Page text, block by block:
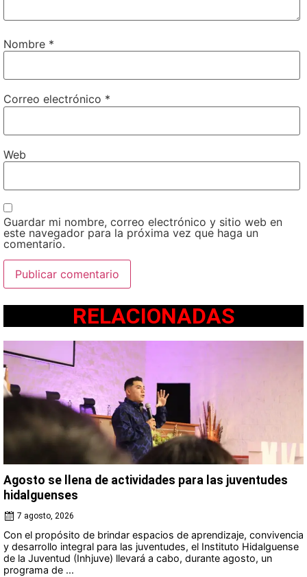
Nombre *
Correo electrónico *
Web
Guardar mi nombre, correo electrónico y sitio web en
este navegador para la próxima vez que haga un
comentario.
RELACIONADAS
Agosto se llena de actividades para las juventudes
hidalguenses
7 agosto, 2026
Con el propósito de brindar espacios de aprendizaje, convivencia
y desarrollo integral para las juventudes, el Instituto Hidalguense
de la Juventud (Inhjuve) llevará a cabo, durante agosto, un
programa de ...